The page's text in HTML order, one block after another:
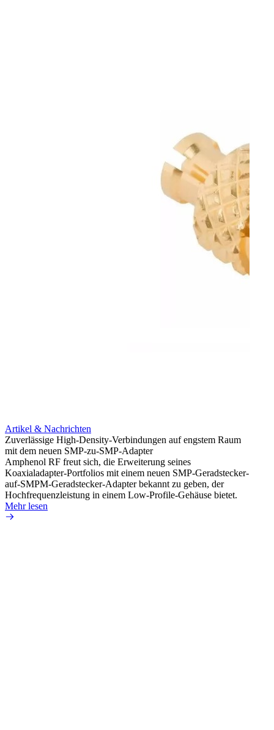
Artikel & Nachrichten
Zuverlässige High-Density-Verbindungen auf engstem Raum
mit dem neuen SMP-zu-SMP-Adapter
Amphenol RF freut sich, die Erweiterung seines
Koaxialadapter-Portfolios mit einem neuen SMP-Geradstecker-
auf-SMPM-Geradstecker-Adapter bekannt zu geben, der
Hochfrequenzleistung in einem Low-Profile-Gehäuse bietet.
Mehr lesen